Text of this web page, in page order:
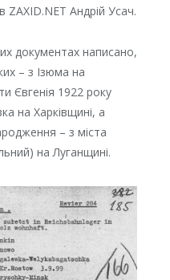
Андрій Усач.
документах написано,
– з Ізюма на
Євгенія 1922 року
на Харківщині, а
– з міста
на Луганщині.